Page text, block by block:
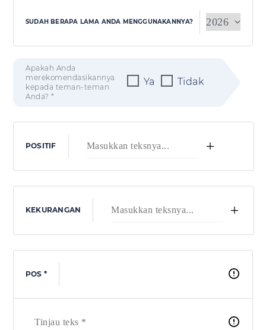
SUDAH BERAPA LAMA ANDA MENGGUNAKANNYA?
Apakah Anda
merekomendasikannya
kepada teman-teman
Anda? *
Ya Tidak
POSITIF +
KEKURANGAN +
POS *